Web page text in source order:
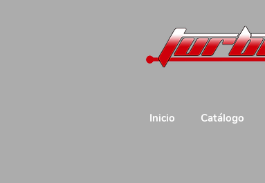
Inicio Catálogo